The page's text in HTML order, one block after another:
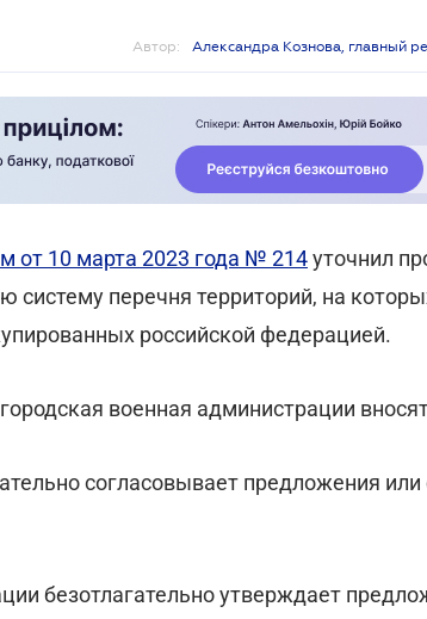
Автор: Александра Кознова, главный
от 10 марта 2023 года № 214уточнил
перечня территорий, на
российской федерацией.
военная администрации
согласовывает предложения или
безотлагательно утверждает